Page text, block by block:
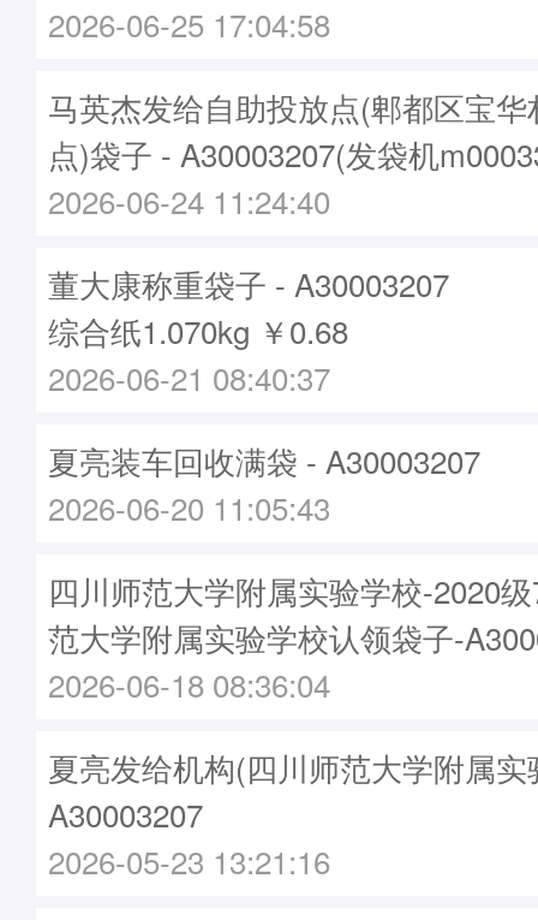
2026-06-25 17:04:58
马英杰发给自助投放点(郫都区宝
点)袋子 - A30003207(发袋机
2026-06-24 11:24:40
董大康称重袋子 - A30003207
综合纸1.070kg ￥0.68
2026-06-21 08:40:37
夏亮装车回收满袋 - A30003207
2026-06-20 11:05:43
四川师范大学附属实验学校-2020
范大学附属实验学校认领袋子-
2026-06-18 08:36:04
夏亮发给机构(四川师范大学附属
A30003207
2026-05-23 13:21:16